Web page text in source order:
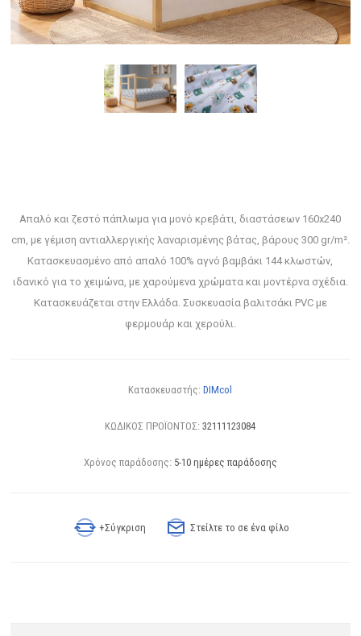
Απαλό και ζεστό πάπλωμα για μονό κρεβάτι, διαστάσεων 160x240
cm, με γέμιση αντιαλλεργικής λαναρισμένης βάτας, βάρους 300 gr/m².
Κατασκευασμένο από απαλό 100% αγνό βαμβάκι 144 κλωστών,
ιδανικό για το χειμώνα, με χαρούμενα χρώματα και μοντέρνα σχέδια.
Κατασκευάζεται στην Ελλάδα. Συσκευασία βαλιτσάκι PVC με
φερμουάρ και χερούλι.
Κατασκευαστής: DIMcol
ΚΩΔΙΚΟΣ ΠΡΟΪΟΝΤΟΣ: 32111123084
Χρόνος παράδοσης: 5-10 ημέρες παράδοσης
+Σύγκριση Στείλτε το σε ένα φίλο